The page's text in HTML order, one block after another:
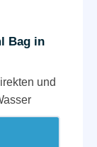
Bag in
und